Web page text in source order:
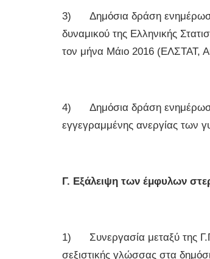
3) Δημόσια δράση ενημέρωσης
δυναμικού της Ελληνικής
τον μήνα Μάιο 2016 (ΕΛΣΤΑΤ,
4) Δημόσια δράση
εγγεγραμμένης ανεργίας των
Γ. Εξάλειψη των έμφυλων
1) Συνεργασία μεταξύ της
σεξιστικής γλώσσας στα